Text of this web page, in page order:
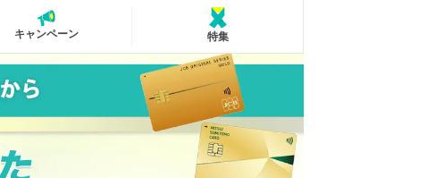
キャンペーン 特集